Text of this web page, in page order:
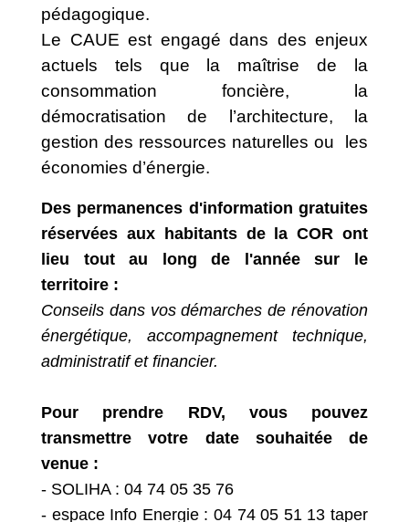
pédagogique.
Le CAUE est engagé dans des enjeux
actuels tels que la maîtrise de la
consommation foncière, la
démocratisation de l’architecture, la
gestion des ressources naturelles ou les
économies d’énergie.
Des permanences d'information gratuites
réservées aux habitants de la COR ont
lieu tout au long de l'année sur le
territoire :
Conseils dans vos démarches de rénovation
énergétique, accompagnement technique,
administratif et financier.
Pour prendre RDV, vous pouvez
transmettre votre date souhaitée de
venue :
- SOLIHA : 04 74 05 35 76
- espace Info Energie : 04 74 05 51 13 taper